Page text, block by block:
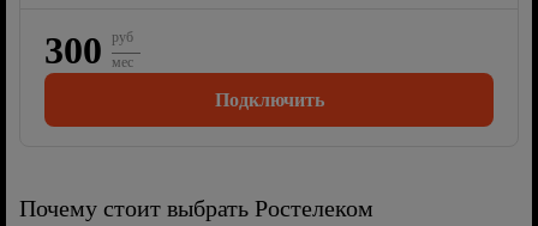
300
руб
мес
Подключить
Почему стоит выбрать Ростелеком